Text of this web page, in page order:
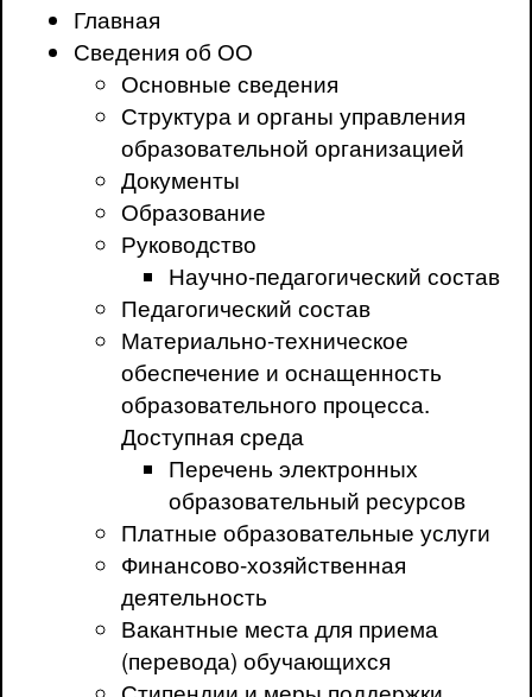
Главная
Сведения об ОО
Основные сведения
Структура и органы управления
образовательной организацией
Документы
Образование
Руководство
Научно-педагогический состав
Педагогический состав
Материально-техническое
обеспечение и оснащенность
образовательного процесса.
Доступная среда
Перечень электронных
образовательный ресурсов
Платные образовательные услуги
Финансово-хозяйственная
деятельность
Вакантные места для приема
(перевода) обучающихся